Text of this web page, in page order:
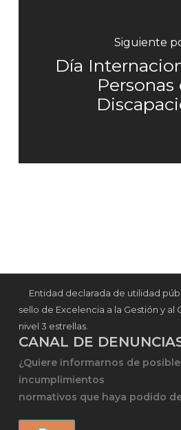
Siguiente
Día
Personas
Entidad declarada de utilidad
sello de Excelencia a la Gestión y al
nivel 3 estrellas.
CANAL DE
¿Quiere informarnos de
incumplimientos
normativos que haya podido